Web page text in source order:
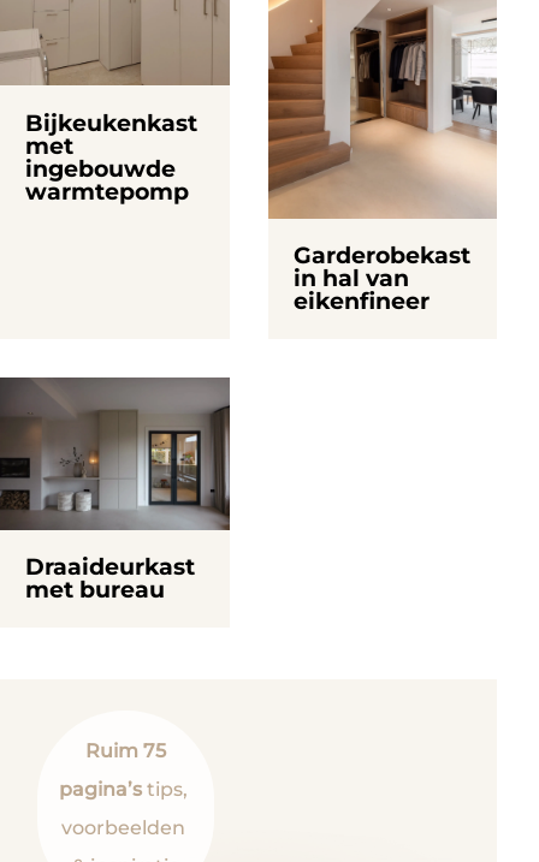
Bijkeukenkast
met
ingebouwde
warmtepomp
Garderobekast
in hal van
eikenfineer
Draaideurkast
met bureau
Ruim 75
pagina’s tips,
voorbeelden